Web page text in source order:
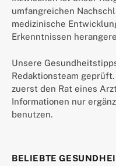
umfangreichen
medizinische
Erkenntnissen
Unsere
Redaktionsteam
zuerst den Rat eines
Informationen nur
benutzen.
BELIEBTE